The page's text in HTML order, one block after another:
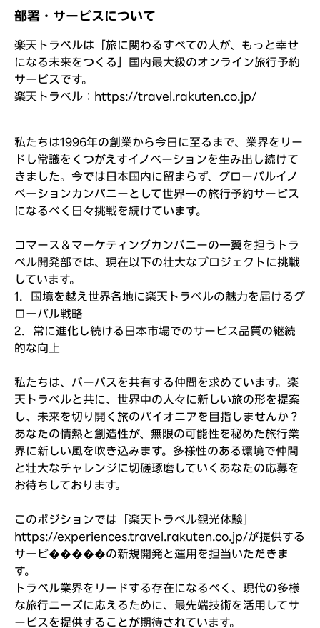
部署・サービスについて
楽天トラベルは「旅に関わるすべての人が、もっと幸せ
になる未来をつくる」国内最大級のオンライン旅行予約
サービスです。
楽天トラベル： https://travel.rakuten.co.jp/
私たちは1996年の創業から今日に至るまで、業界をリー
ドし常識をくつがえすイノベーションを生み出し続けて
きました。今では日本国内に留まらず、グローバルイノ
ベーションカンパニーとして世界一の旅行予約サービス
になるべく日々挑戦を続けています。
コマース＆マーケティングカンパニーの一翼を担うトラ
ベル開発部では、現在以下の壮大なプロジェクトに挑戦
しています。
1．国境を越え世界各地に楽天トラベルの魅力を届けるグ
ローバル戦略
2．常に進化し続ける日本市場でのサービス品質の継続
的な向上
私たちは、パーパスを共有する仲間を求めています。楽
天トラベルと共に、世界中の人々に新しい旅の形を提案
し、未来を切り開く旅のパイオニアを目指しませんか？
あなたの情熱と創造性が、無限の可能性を秘めた旅行業
界に新しい風を吹き込みます。多様性のある環境で仲間
と壮大なチャレンジに切磋琢磨していくあなたの応募を
お待ちしております。
このポジションでは「楽天トラベル観光体験」
https://experiences.travel.rakuten.co.jp/(新しいウィ
が提供する
サービ�����の新規開発と運用を担当いただきま
す。
トラベル業界をリードする存在になるべく、現代の多様
な旅行ニーズに応えるために、最先端技術を活用してサ
ービスを提供することが期待されています。